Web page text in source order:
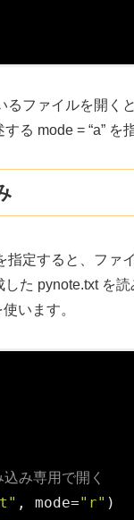
るファイルを開
る mode = “a” を
指定すると、フ
た pynote.txt を
います。
み専用で開く
, mode="r" )